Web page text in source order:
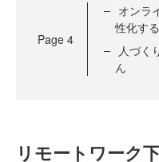
Page 4
オンラ
性化す
人づく
ん
リモートワーク